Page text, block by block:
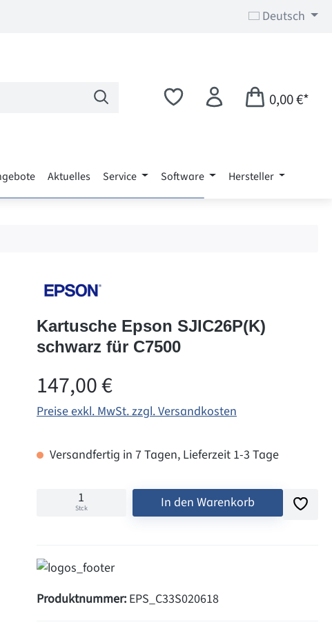
Deutsch
0,00 €*
Aktuelles Service Software Hersteller
Kartusche Epson SJIC26P(K)
schwarz für C7500
Regulärer Preis:
147,00 €
Preise exkl. MwSt. zzgl. Versandkosten
Versandfertig in 7 Tagen, Lieferzeit 1-3 Tage
Stck In den Warenkorb
Produktnummer: EPS_C33S020618